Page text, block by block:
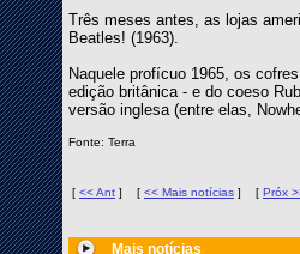
Três meses antes, as lojas
Beatles! (1963).
Naquele profícuo 1965, os
edição britânica - e do coeso
versão inglesa (entre elas,
Fonte: Terra
[ << Ant ] [ << Mais notícias ] [ Próx
Mais notícias